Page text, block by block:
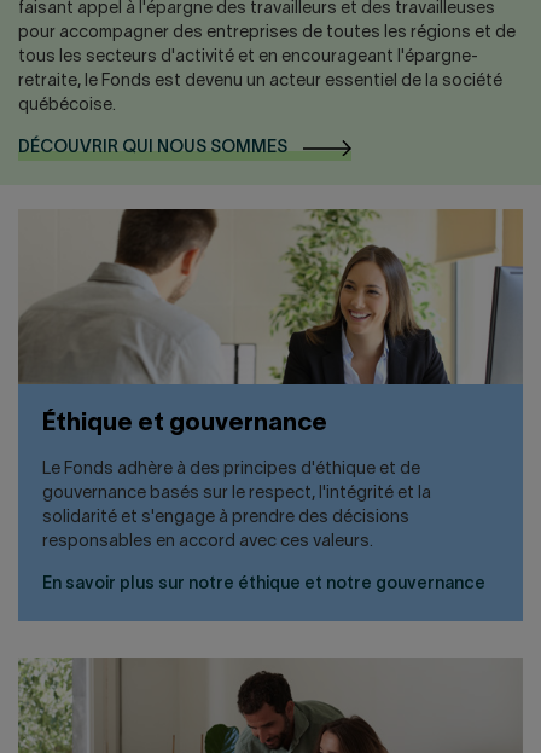
faisant appel à l'épargne des travailleurs et des travailleuses
pour accompagner des entreprises de toutes les régions et de
tous les secteurs d'activité et en encourageant l'épargne-
retraite, le Fonds est devenu un acteur essentiel de la société
québécoise.
DÉCOUVRIR QUI NOUS SOMMES
Éthique et gouvernance
Le Fonds adhère à des principes d'éthique et de
gouvernance basés sur le respect, l'intégrité et la
solidarité et s'engage à prendre des décisions
responsables en accord avec ces valeurs.
En savoir plus sur notre éthique et notre gouvernance